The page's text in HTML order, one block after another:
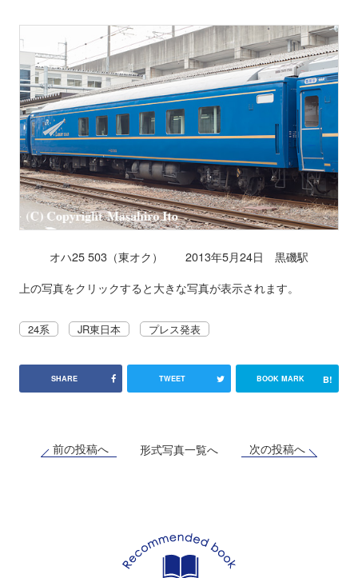
オハ25 503（東オク） 2013年5月24日 黒磯駅
上の写真をクリックすると大きな写真が表示されます。
24系 JR東日本 プレス発表
SHARE TWEET BOOK MARK B!
前の投稿へ 形式写真一覧へ 次の投稿へ